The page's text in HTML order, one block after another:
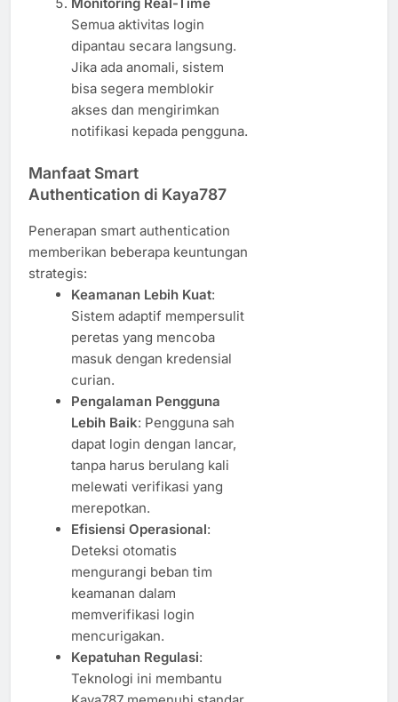
Monitoring Real-Time
Semua aktivitas login
dipantau secara langsung.
Jika ada anomali, sistem
bisa segera memblokir
akses dan mengirimkan
notifikasi kepada pengguna.
Manfaat Smart
Authentication di Kaya787
Penerapan smart authentication
memberikan beberapa keuntungan
strategis:
Keamanan Lebih Kuat:
Sistem adaptif mempersulit
peretas yang mencoba
masuk dengan kredensial
curian.
Pengalaman Pengguna
Lebih Baik: Pengguna sah
dapat login dengan lancar,
tanpa harus berulang kali
melewati verifikasi yang
merepotkan.
Efisiensi Operasional:
Deteksi otomatis
mengurangi beban tim
keamanan dalam
memverifikasi login
mencurigakan.
Kepatuhan Regulasi:
Teknologi ini membantu